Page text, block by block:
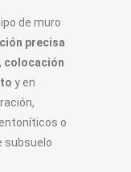
de muro
precisa
colocación
y en
o
subsuelo